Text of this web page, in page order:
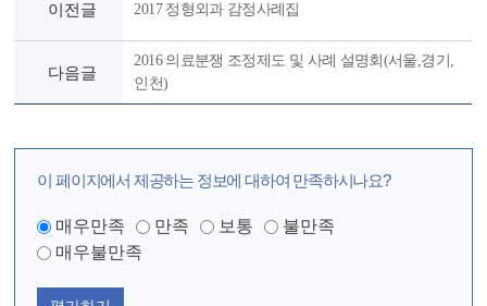
이전글 2017 정형외과 감정사례집
다음글
2016 의료분쟁 조정제도 및 사례 설명회(서울,경기,
인천)
이 페이지에서 제공하는 정보에 대하여 만족하시나요?
매우만족 만족 보통
불만족
매우불만족